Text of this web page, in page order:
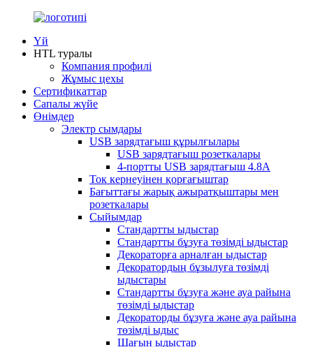
Үй
HTL туралы
Компания профилі
Жұмыс цехы
Сертификаттар
Сапалы жүйе
Өнімдер
Электр сымдары
USB зарядтағыш құрылғылары
USB зарядтағыш розеткалары
4-портты USB зарядтағыш 4.8A
Ток кернеуінен қорғағыштар
Бағыттағы жарық ажыратқыштары мен
розеткалары
Сыйымдар
Стандартты ыдыстар
Стандартты бұзуға төзімді ыдыстар
Декораторға арналған ыдыстар
Декоратордың бұзылуға төзімді
ыдыстары
Стандартты бұзуға және ауа райына
төзімді ыдыстар
Декораторды бұзуға және ауа райына
төзімді ыдыс
Шағын ыдыстар